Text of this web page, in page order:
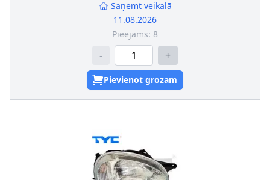
Saņemt veikalā
11.08.2026
Pieejams: 8
- +
Pievienot grozam